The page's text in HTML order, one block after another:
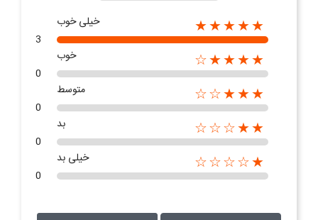
★★★★★
خیلی خوب
3
★★★★☆
خوب
0
★★★☆☆
متوسط
0
★★☆☆☆
بد
0
★☆☆☆☆
خیلی بد
0